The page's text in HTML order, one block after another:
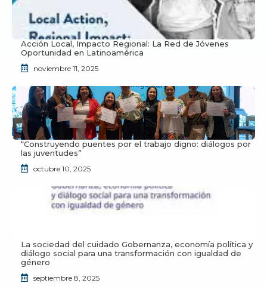
Acción Local, Impacto Regional: La Red de Jóvenes
Oportunidad en Latinoamérica
noviembre 11, 2025
“Construyendo puentes por el trabajo digno: diálogos por
las juventudes”
octubre 10, 2025
La sociedad del cuidado Gobernanza, economía política y
diálogo social para una transformación con igualdad de
género
septiembre 8, 2025